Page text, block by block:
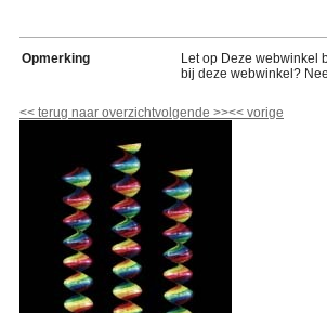
Opmerking
Let op Deze webwinkel
bij deze webwinkel?
<< terug naar overzichtvolgende >><< vorige